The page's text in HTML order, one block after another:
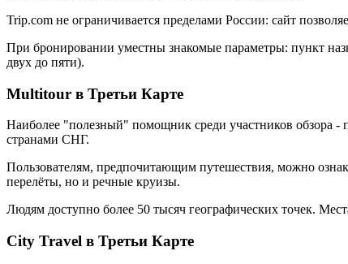
Trip.com не ограничивается пределами России: сайт
При бронировании уместны знакомые параметры: пункт
двух до пяти).
Multitour в Третьи Карте
Наиболее "полезный" помощник среди участников обзора -
странами СНГ.
Пользователям, предпочитающим путешествия, можно
перелёты, но и речные круизы.
Людям доступно более 50 тысяч географических точек.
City Travel в Третьи Карте